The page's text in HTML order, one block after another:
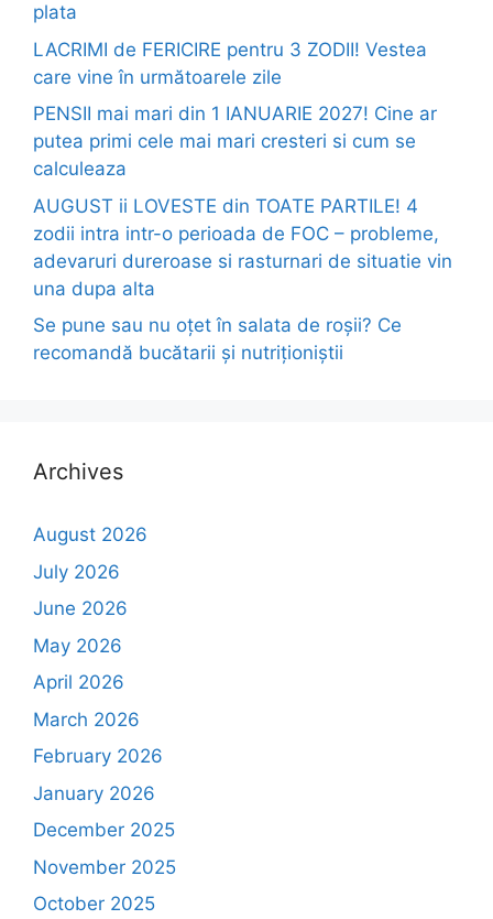
plata
LACRIMI de FERICIRE pentru 3 ZODII! Vestea
care vine în următoarele zile
PENSII mai mari din 1 IANUARIE 2027! Cine ar
putea primi cele mai mari cresteri si cum se
calculeaza
AUGUST ii LOVESTE din TOATE PARTILE! 4
zodii intra intr-o perioada de FOC – probleme,
adevaruri dureroase si rasturnari de situatie vin
una dupa alta
Se pune sau nu oțet în salata de roșii? Ce
recomandă bucătarii și nutriționiștii
Archives
August 2026
July 2026
June 2026
May 2026
April 2026
March 2026
February 2026
January 2026
December 2025
November 2025
October 2025